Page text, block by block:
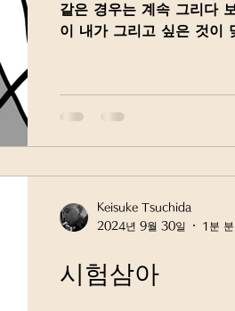
같은 경우는 계속 그리다
이 내가 그리고 싶은 것이
시험삼아
Keisuke Tsuchida
2024년 9월 30일
1분